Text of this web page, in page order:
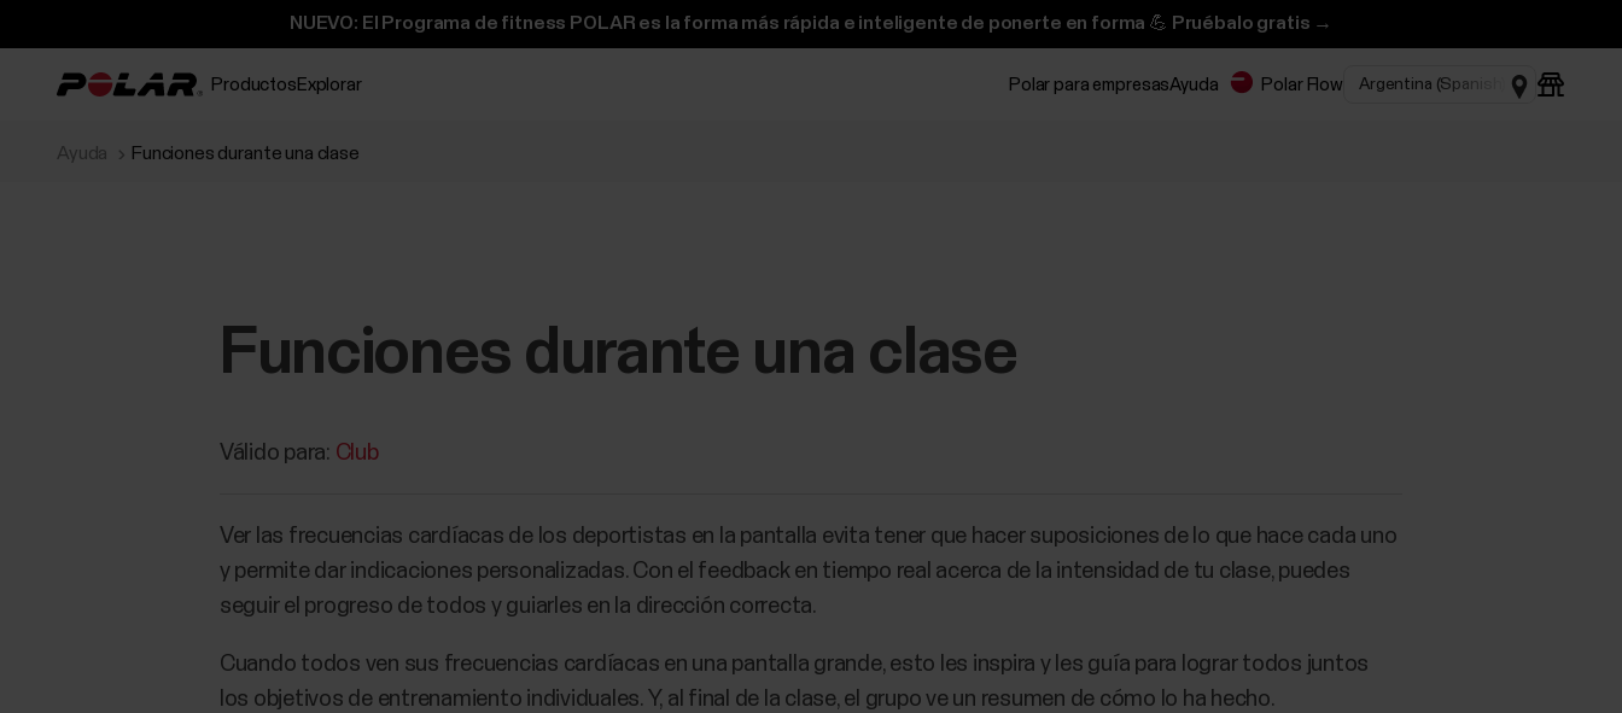
NUEVO: El Programa de fitness POLAR es la forma más rápida e inteligente de ponerte en forma 💪 Pruébalo gratis →
Productos Explorar Polar para empresasAyuda Polar Flow
Ayuda Funciones durante una clase
Funciones durante una clase
Válido para: Club
Ver las frecuencias cardíacas de los deportistas en la pantalla evita tener que hacer suposiciones de lo que hace cada uno
y permite dar indicaciones personalizadas. Con el feedback en tiempo real acerca de la intensidad de tu clase, puedes
seguir el progreso de todos y guiarles en la dirección correcta.
Cuando todos ven sus frecuencias cardíacas en una pantalla grande, esto les inspira y les guía para lograr todos juntos
los objetivos de entrenamiento individuales. Y, al final de la clase, el grupo ve un resumen de cómo lo ha hecho.